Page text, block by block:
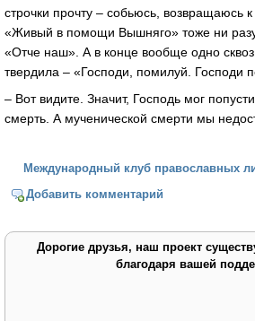
строчки прочту – собьюсь, возвращаюсь
«Живый в помощи Вышняго» тоже ни
«Отче наш». А в конце вообще одно
твердила – «Господи, помилуй. Господи
– Вот видите. Значит, Господь мог
смерть. А мученической смерти мы
Международный клуб православных
Добавить комментарий
Дорогие друзья, наш проект
благодаря вашей